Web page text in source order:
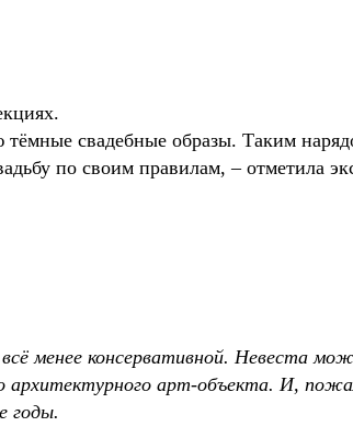
тёмные свадебные образы. Таким
по своим правилам, – отметила
менее консервативной. Невеста
архитектурного арт-объекта. И,
годы.